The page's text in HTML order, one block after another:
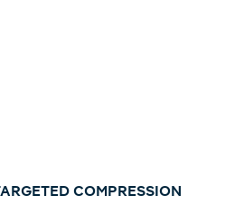
COMPRESSION